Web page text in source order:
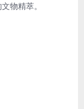
物精萃。